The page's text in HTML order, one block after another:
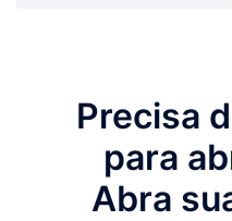
Precisa
para
Abra